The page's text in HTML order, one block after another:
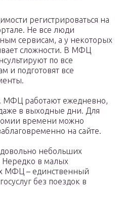
регистрироваться на
Не все люди
сервисам, а у некоторых
сложности. В МФЦ
по все
и подготовят все
МФЦ работают ежедневно,
в выходные дни. Для
времени можно
на сайте.
довольно небольших
Нередко в малых
МФЦ – единственный
без поездок в